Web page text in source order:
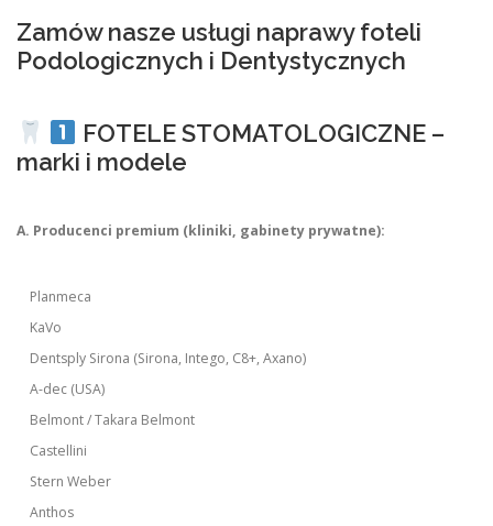
Zamów nasze usługi naprawy foteli
Podologicznych i Dentystycznych
FOTELE STOMATOLOGICZNE –
marki i modele
A. Producenci premium (kliniki, gabinety prywatne):
Planmeca
KaVo
Dentsply Sirona (Sirona, Intego, C8+, Axano)
A-dec (USA)
Belmont / Takara Belmont
Castellini
Stern Weber
Anthos